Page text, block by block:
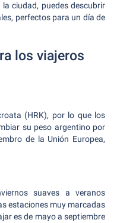
ciudad, puedes descubrir
perfectos para un día de
los viajeros
(HRK), por lo que los
su peso argentino por
de la Unión Europea,
suaves a veranos
estaciones muy marcadas
es de mayo a septiembre